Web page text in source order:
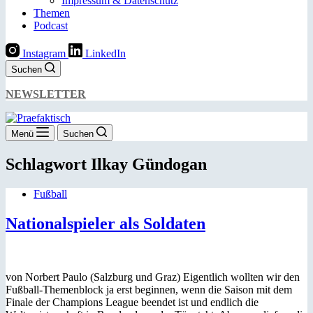
Themen
Podcast
Instagram LinkedIn
Suchen
NEWSLETTER
Menü Suchen
Schlagwort Ilkay Gündogan
Fußball
Nationalspieler als Soldaten
von Norbert Paulo (Salzburg und Graz) Eigentlich wollten wir den
Fußball-Themenblock ja erst beginnen, wenn die Saison mit dem
Finale der Champions League beendet ist und endlich die